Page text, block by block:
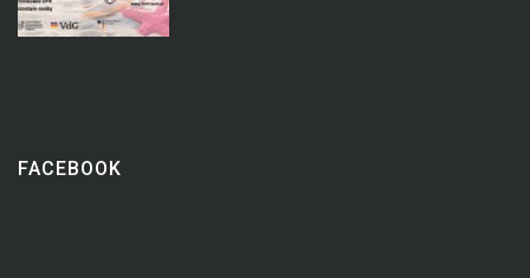
FACEBOOK